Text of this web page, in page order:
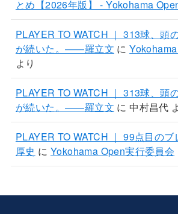
とめ【2026年版】 - Yokohama
PLAYER TO WATCH ｜ 313球、頭
が続いた。——羅立文 に
より
PLAYER TO WATCH ｜ 313球、頭
が続いた。——羅立文 に 中村昌代
PLAYER TO WATCH ｜ 99点目の
厚史 に Yokohama Open実行委員会